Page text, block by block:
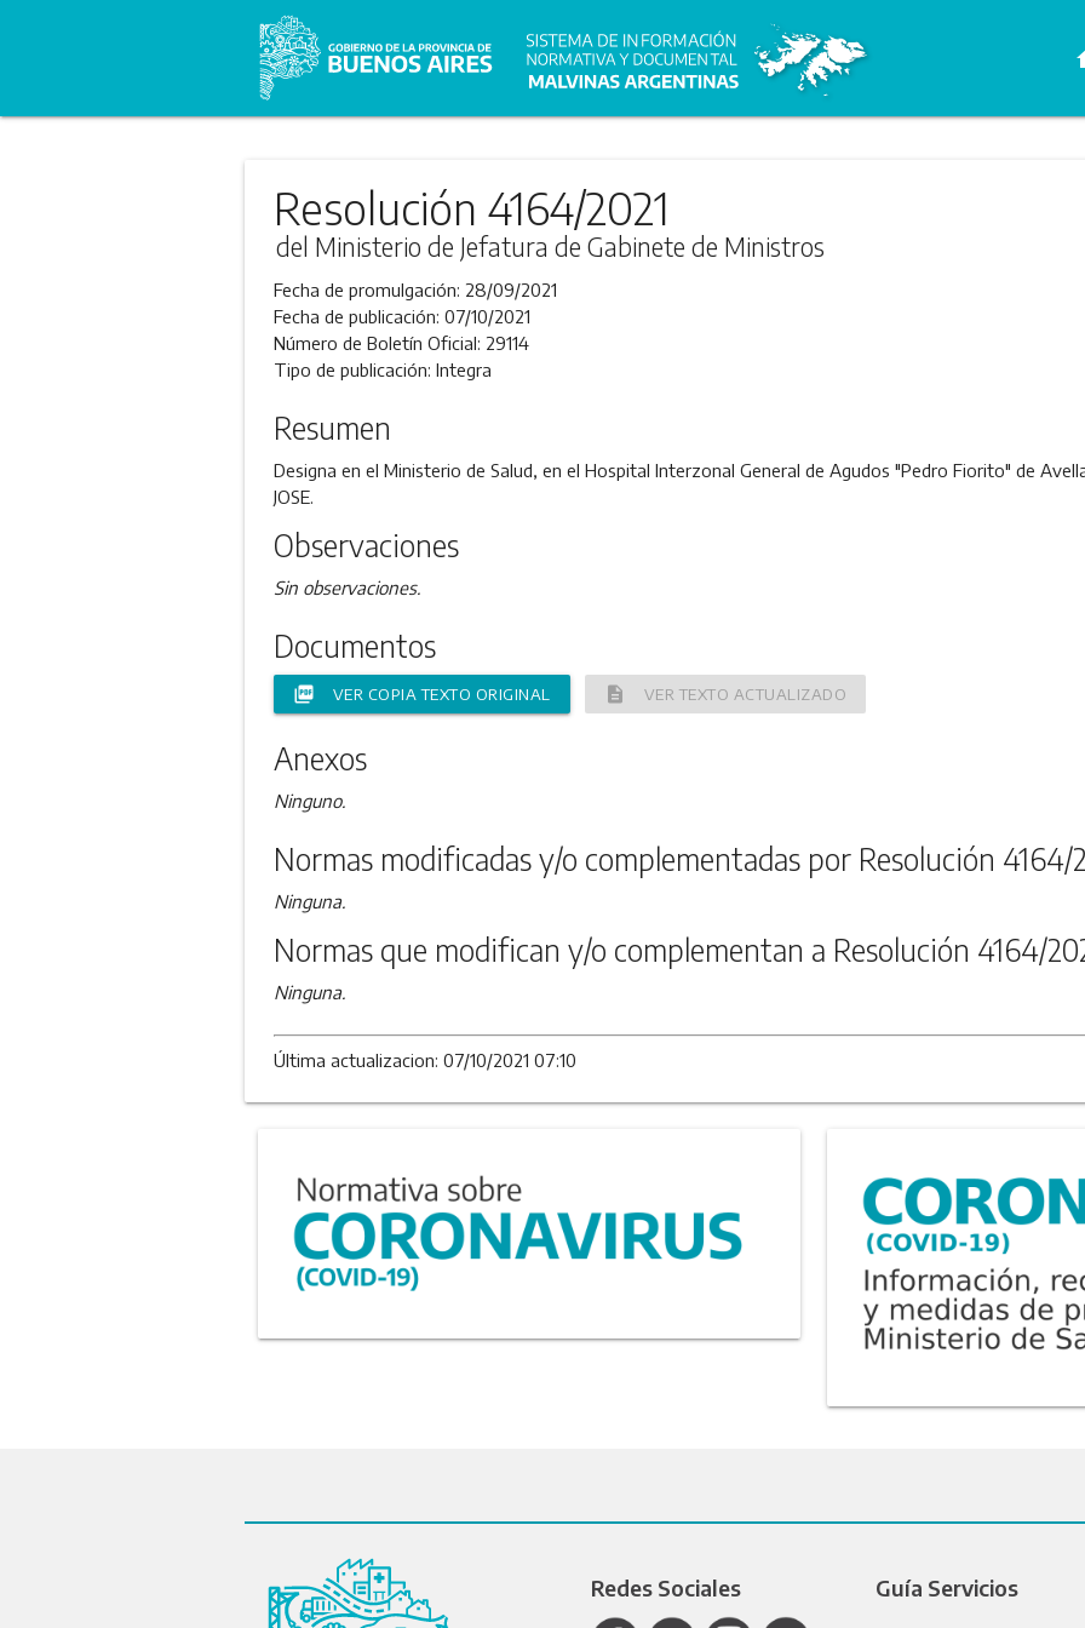
Resolución 4164/2021
del Ministerio de Jefatura de Gabinete de Ministros
Fecha de promulgación: 28/09/2021
Fecha de publicación: 07/10/2021
Número de Boletín Oficial: 29114
Tipo de publicación: Integra
Resumen
Designa en el Ministerio de Salud, en el Hospital Interzonal General de Agudos "Pedro Fiorito" de
JOSE.
Observaciones
Sin observaciones.
Documentos
picture_as_pdf VER COPIA TEXTO ORIGINAL description VER TEXTO ACTUALIZADO
Anexos
Ninguno.
Normas modificadas y/o complementadas por Resolución 4164/
Ninguna.
Normas que modifican y/o complementan a Resolución 4164/
Ninguna.
Última actualizacion: 07/10/2021 07:10
Redes Sociales Guía Servicios